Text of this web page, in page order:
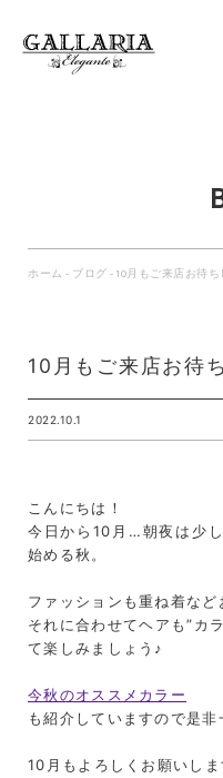
ホーム - ブログ-10月もご来店お待
10月もご来店お待
2022.10.1
こんにちは！
今日から10月…朝夜は少
始める秋。
ファッションも重ね着など
それに合わせてヘアも”カ
て楽しみましょう♪
今秋のオススメカラー
も紹介していますので是非
10月もよろしくお願いしま